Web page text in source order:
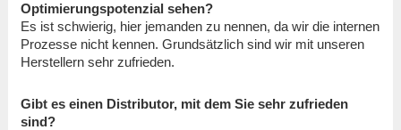
Optimierungspotenzial sehen?
Es ist schwierig, hier jemanden zu nennen, da wir die internen
Prozesse nicht kennen. Grundsätzlich sind wir mit unseren
Herstellern sehr zufrieden.
Gibt es einen Distributor, mit dem Sie sehr zufrieden
sind?